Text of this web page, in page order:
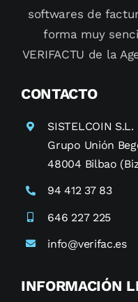
softwares de
forma muy
VERIFACTU de la
CONTACTO
SISTELCOIN S.L.
Grupo Unión
48004 Bilbao
94 412 37 83
646 227 225
info@verifac.es
INFORMACIÓN